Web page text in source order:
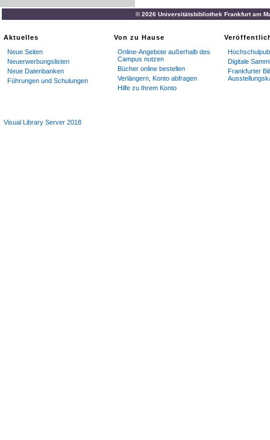
© 2026 Universitätsbibliothek Frankfurt am
Aktuelles
Neue Seiten
Neuerwerbungslisten
Neue Datenbanken
Führungen und Schulungen
Von zu Hause
Online-Angebote außerhalb des
Campus nutzen
Bücher online bestellen
Verlängern, Konto abfragen
Hilfe zu Ihrem Konto
Digitale
Frankfurter
Visual Library Server 2018